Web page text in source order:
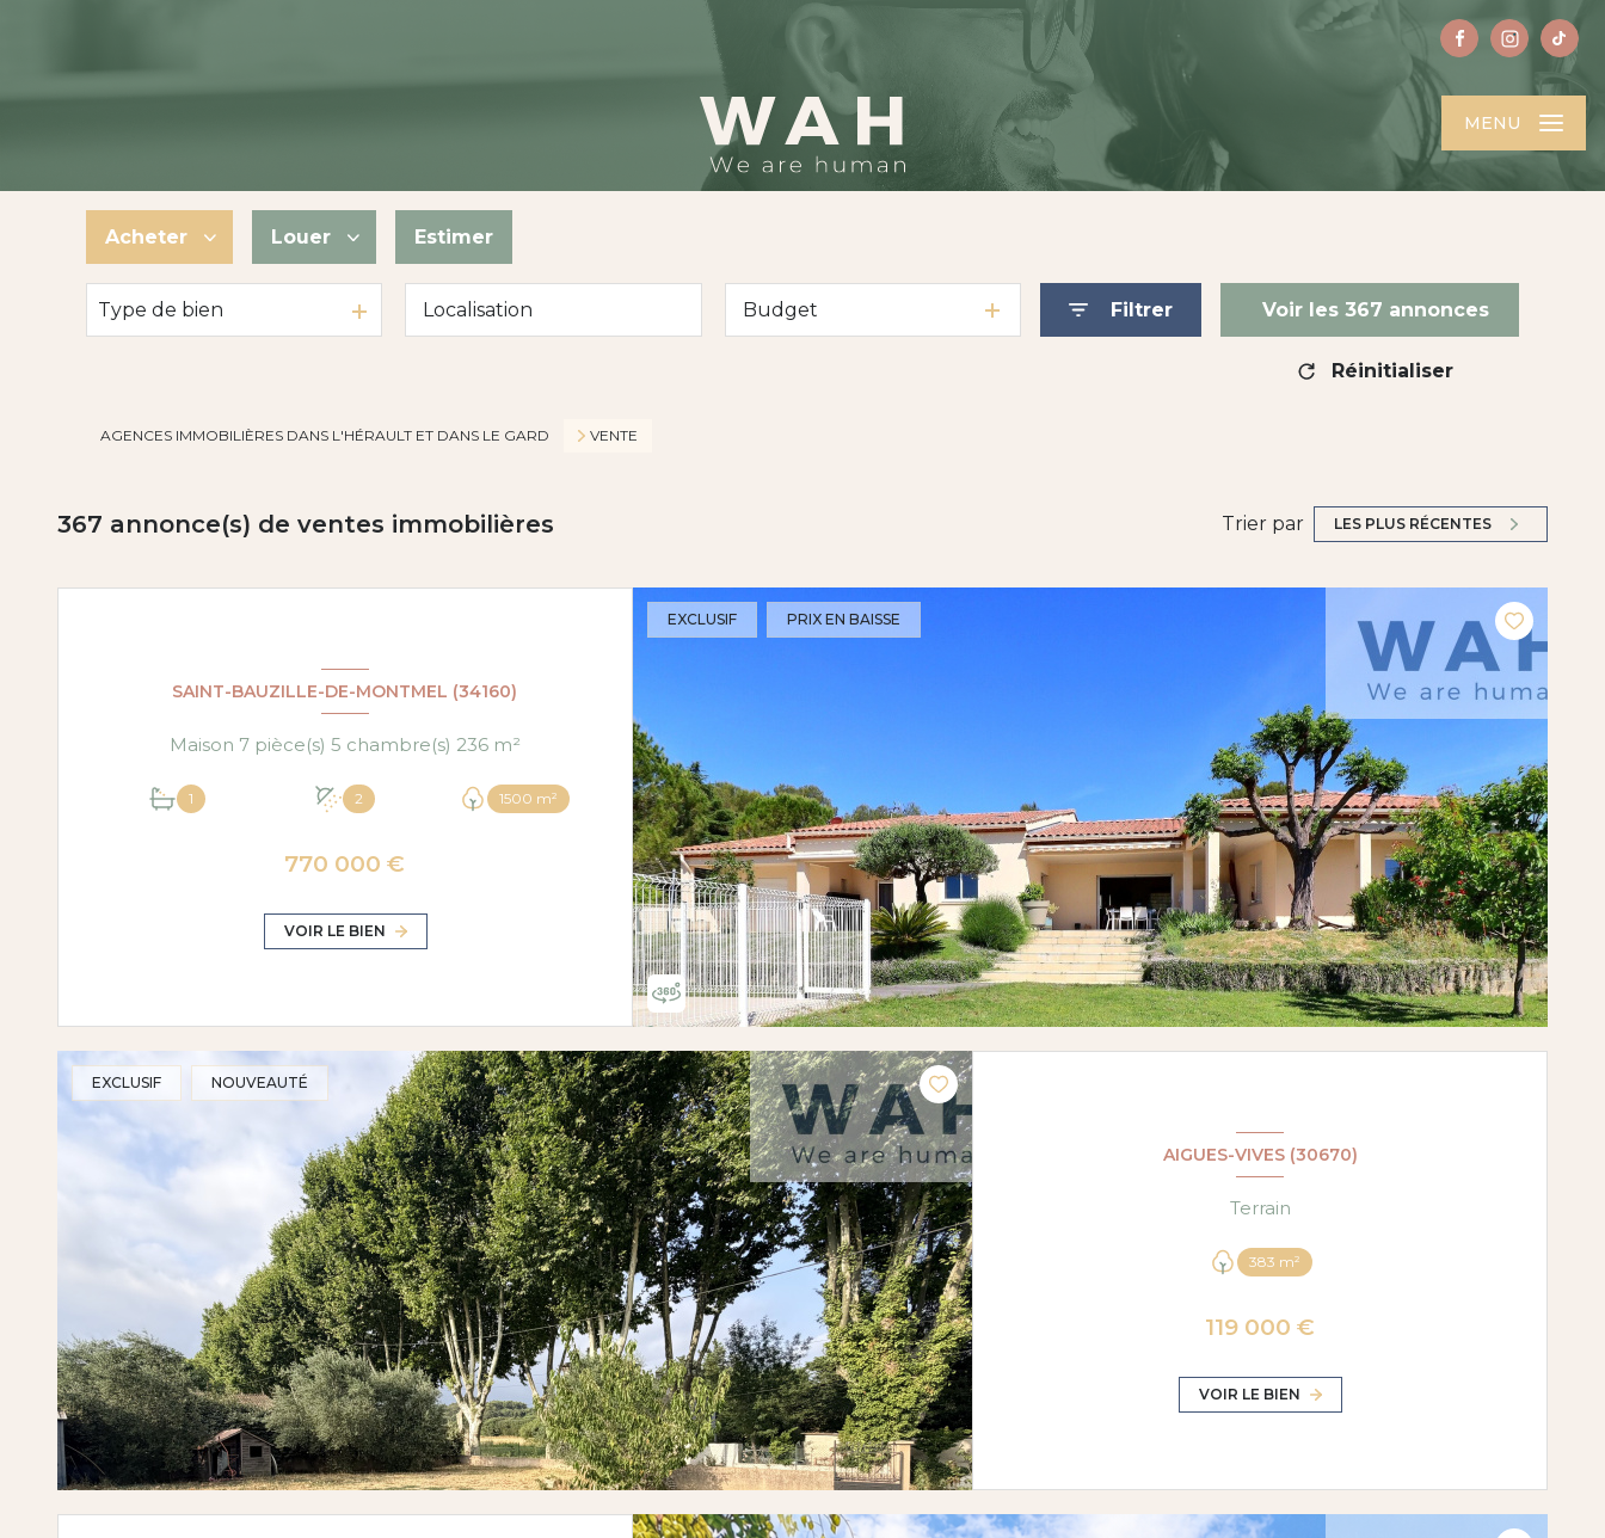
MENU
Acheter
De l'ancien
Louer
à l'année
Estimer
Type de bien Budget Filtrer Voir les 367 annonces
Réinitialiser
AGENCES IMMOBILIÈRES DANS L'HÉRAULT ET DANS LE GARD VENTE
367 annonce(s) de ventes immobilières Trier par LES PLUS RÉCENTES
EXCLUSIF PRIX EN BAISSE
SAINT-BAUZILLE-DE-MONTMEL (34160)
Maison 7 pièce(s) 5 chambre(s) 236 m²
1 2 1500 m²
770 000 €
VOIR LE BIEN
EXCLUSIF NOUVEAUTÉ
AIGUES-VIVES (30670)
Terrain
383 m²
119 000 €
VOIR LE BIEN